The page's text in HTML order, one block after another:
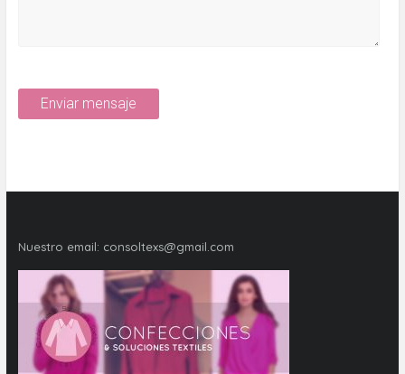
Nuestro email: consoltexs@gmail.com